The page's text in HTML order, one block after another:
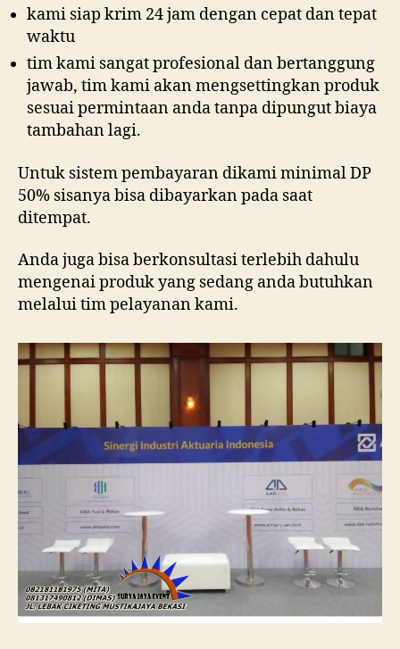
kami siap krim 24 jam dengan cepat dan tepat
waktu
tim kami sangat profesional dan bertanggung
jawab, tim kami akan mengsettingkan produk
sesuai permintaan anda tanpa dipungut biaya
tambahan lagi.
Untuk sistem pembayaran dikami minimal DP
50% sisanya bisa dibayarkan pada saat
ditempat.
Anda juga bisa berkonsultasi terlebih dahulu
mengenai produk yang sedang anda butuhkan
melalui tim pelayanan kami.